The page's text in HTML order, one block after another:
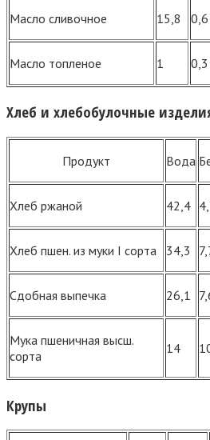
Масло сливочное 15,8 0,6
Масло топленое 1 0,3
Хлеб и хлебобулочные
Продукт Вода
Хлеб ржаной 42,4
Хлеб пшен. из муки I сорта 34,3
Сдобная выпечка 26,1
Мука пшеничная высш.
сорта
14
Крупы